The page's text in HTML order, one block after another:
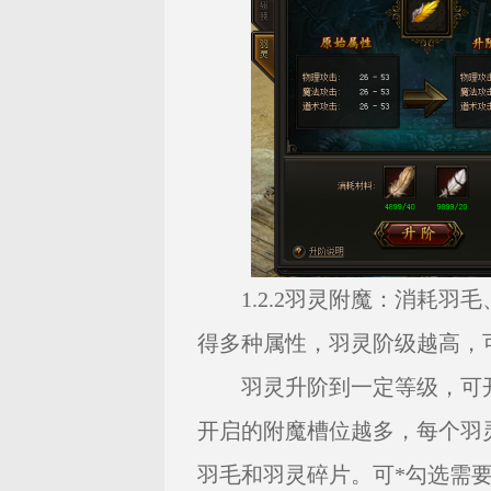
1.2.2羽灵附魔：消耗羽
得多种属性，羽灵阶级越高
羽灵升阶到一定等级，可
开启的附魔槽位越多，每个羽
羽毛和羽灵碎片。可*勾选需